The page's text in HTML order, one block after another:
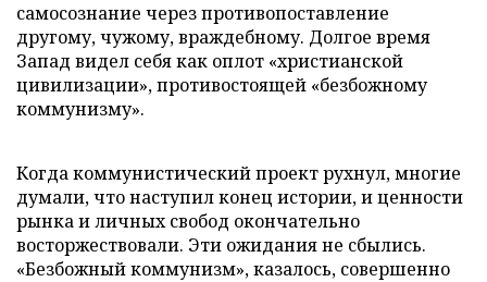
самосознание через противопоставление
другому, чужому, враждебному. Долгое время
Запад видел себя как оплот «христианской
цивилизации», противостоящей «безбожному
коммунизму».
Когда коммунистический проект рухнул, многие
думали, что наступил конец истории, и ценности
рынка и личных свобод окончательно
восторжествовали. Эти ожидания не сбылись.
«Безбожный коммунизм», казалось, совершенно